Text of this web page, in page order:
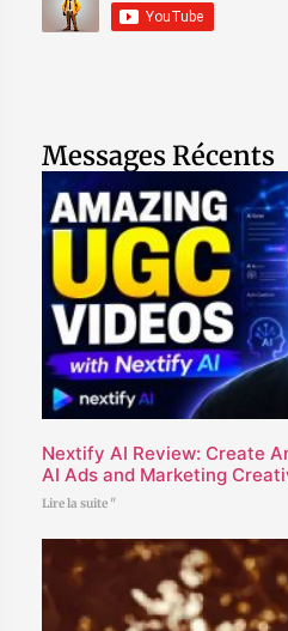
Messages Récents
Nextify AI Review: Create
AI Ads and Marketing
Lire la suite "